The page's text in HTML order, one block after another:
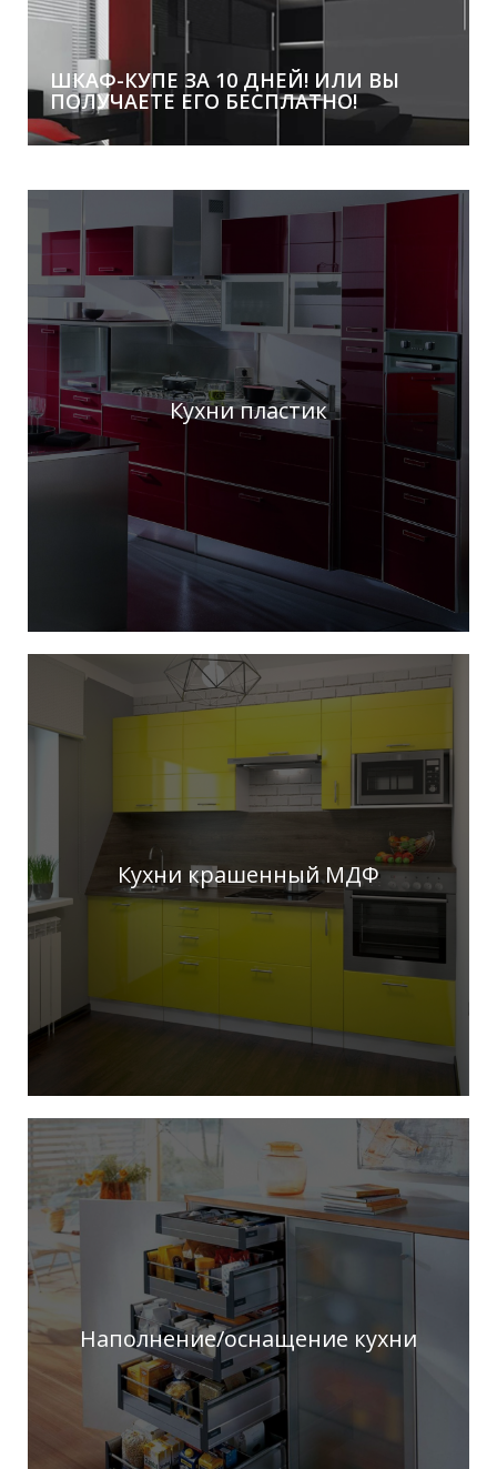
Покупай в Стилькорп и получай скидку в свой День
Рождения!
ШКАФ-КУПЕ ЗА 10 ДНЕЙ! ИЛИ ВЫ
ПОЛУЧАЕТЕ ЕГО БЕСПЛАТНО!
Кухни пластик
Кухни крашенный МДФ
Наполнение/оснащение кухни